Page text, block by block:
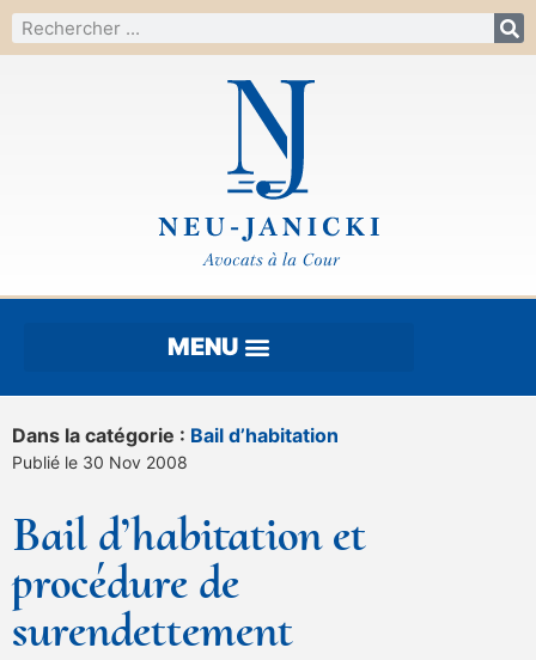
Dans la catégorie : Bail d’habitation
Publié le 30 Nov 2008
Bail d’habitation et
procédure de
surendettement